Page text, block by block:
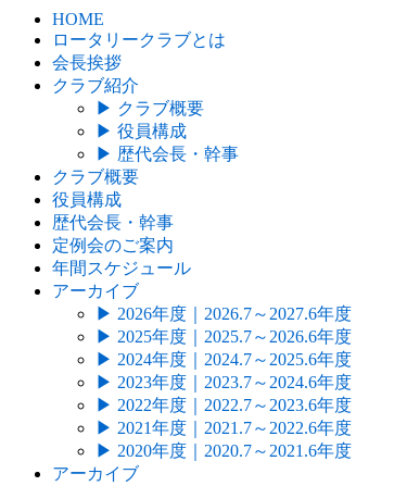
HOME
ロータリークラブとは
会長挨拶
クラブ紹介
▶ クラブ概要
▶ 役員構成
▶ 歴代会長・幹事
クラブ概要
役員構成
歴代会長・幹事
定例会のご案内
年間スケジュール
アーカイブ
▶ 2026年度｜2026.7～2027.6年度
▶ 2025年度｜2025.7～2026.6年度
▶ 2024年度｜2024.7～2025.6年度
▶ 2023年度｜2023.7～2024.6年度
▶ 2022年度｜2022.7～2023.6年度
▶ 2021年度｜2021.7～2022.6年度
▶ 2020年度｜2020.7～2021.6年度
アーカイブ